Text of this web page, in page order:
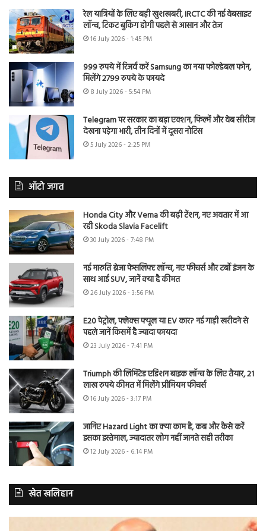
रेल यात्रियों के लिए बड़ी खुशखबरी, IRCTC की नई वेबसाइट
लॉन्च, टिकट बुकिंग होगी पहले से आसान और तेज
16 July 2026 - 1:45 PM
999 रुपये में रिजर्व करें Samsung का नया फोल्डेबल फोन,
मिलेंगे 2799 रुपये के फायदे
8 July 2026 - 5:54 PM
Telegram पर सरकार का बड़ा एक्शन, फिल्में और वेब सीरीज
देखना पड़ेगा भारी, तीन दिनों में दूसरा नोटिस
5 July 2026 - 2:25 PM
ऑटो जगत
Honda City और Verna की बढ़ी टेंशन, नए अवतार में आ
रही Skoda Slavia Facelift
30 July 2026 - 7:48 PM
नई मारुति ब्रेजा फेसलिफ्ट लॉन्च, नए फीचर्स और टर्बो इंजन के
साथ आई SUV, जानें क्या है कीमत
26 July 2026 - 3:56 PM
E20 पेट्रोल, फ्लेक्स फ्यूल या EV कार? नई गाड़ी खरीदने से
पहले जानें किसमें है ज्यादा फायदा
23 July 2026 - 7:41 PM
Triumph की लिमिटेड एडिशन बाइक लॉन्च के लिए तैयार, 21
लाख रुपये कीमत में मिलेंगे प्रीमियम फीचर्स
16 July 2026 - 3:17 PM
जानिए Hazard Light का क्या काम है, कब और कैसे करें
इसका इस्तेमाल, ज्यादातर लोग नहीं जानते सही तरीका
12 July 2026 - 6:14 PM
खेत खलिहान